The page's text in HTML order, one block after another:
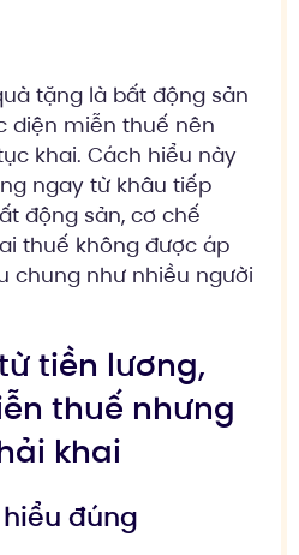
tặng là bất động sản
diện miễn thuế nên
khai. Cách hiểu này
ngay từ khâu tiếp
động sản, cơ chế
thuế không được áp
chung như nhiều người
tiền lương,
thuế nhưng
khai
đúng